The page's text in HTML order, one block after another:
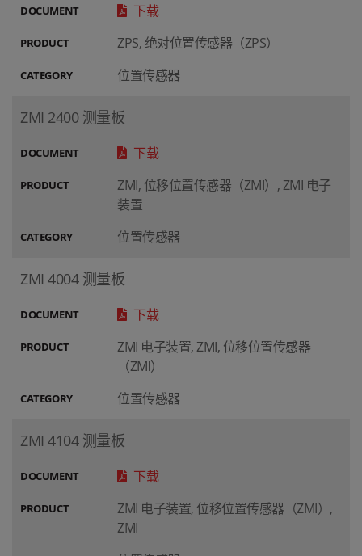
DOCUMENT 下载
PRODUCT ZPS, 绝对位置传感器（ZPS）
CATEGORY 位置传感器
ZMI 2400 测量板
DOCUMENT 下载
PRODUCT
ZMI, 位移位置传感器（ZMI）, ZMI 电子
装置
CATEGORY 位置传感器
ZMI 4004 测量板
DOCUMENT 下载
PRODUCT
ZMI 电子装置, ZMI, 位移位置传感器
（ZMI）
CATEGORY 位置传感器
ZMI 4104 测量板
DOCUMENT 下载
PRODUCT
ZMI 电子装置, 位移位置传感器（ZMI）,
ZMI